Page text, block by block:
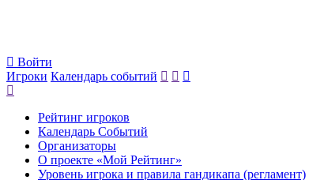
Войти
Игроки Календарь событий
Рейтинг игроков
Календарь Событий
Организаторы
О проекте «Мой Рейтинг»
Уровень игрока и правила гандикапа (регламент)